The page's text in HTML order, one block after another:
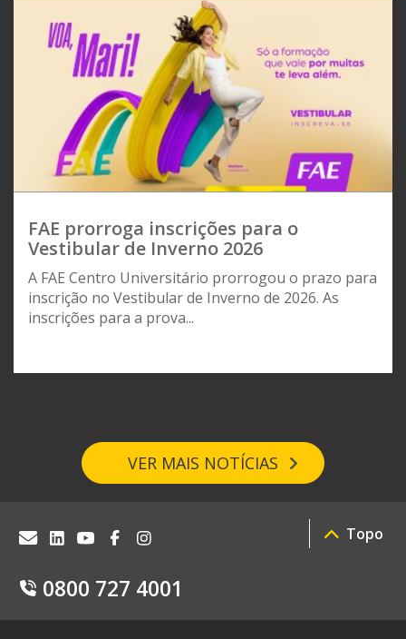
FAE prorroga inscrições para o
Vestibular de Inverno 2026
A FAE Centro Universitário prorrogou o prazo para
inscrição no Vestibular de Inverno de 2026. As
inscrições para a prova...
VER MAIS NOTÍCIAS
0800 727 4001
Topo